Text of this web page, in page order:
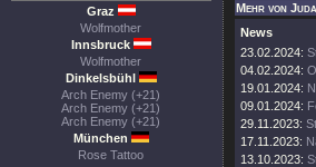
Graz
Wolfmother
Innsbruck
Wolfmother
Dinkelsbühl
Arch Enemy (+21)
Arch Enemy (+21)
Arch Enemy (+21)
München
Rose Tattoo
Mehr von
News
23.02.2024:
04.02.2024:
19.01.2024:
09.01.2024:
29.11.2023:
17.11.2023:
13.10.2023: